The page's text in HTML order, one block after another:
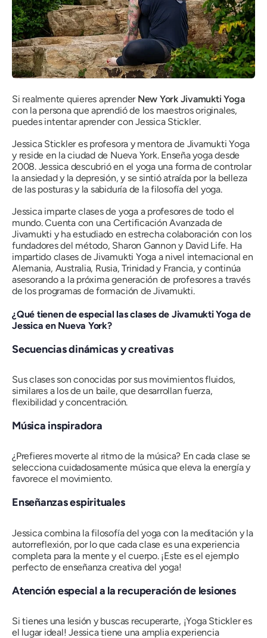
Si realmente quieres aprender New York Jivamukti Yoga
con la persona que aprendió de los maestros originales,
puedes intentar aprender con Jessica Stickler.
Jessica Stickler es profesora y mentora de Jivamukti Yoga
y reside en la ciudad de Nueva York. Enseña yoga desde
2008. Jessica descubrió en el yoga una forma de controlar
la ansiedad y la depresión, y se sintió atraída por la belleza
de las posturas y la sabiduría de la filosofía del yoga.
Jessica imparte clases de yoga a profesores de todo el
mundo. Cuenta con una Certificación Avanzada de
Jivamukti y ha estudiado en estrecha colaboración con los
fundadores del método, Sharon Gannon y David Life. Ha
impartido clases de Jivamukti Yoga a nivel internacional en
Alemania, Australia, Rusia, Trinidad y Francia, y continúa
asesorando a la próxima generación de profesores a través
de los programas de formación de Jivamukti.
¿Qué tienen de especial las clases de Jivamukti Yoga de
Jessica en Nueva York?
Secuencias dinámicas y creativas
Sus clases son conocidas por sus movimientos fluidos,
similares a los de un baile, que desarrollan fuerza,
flexibilidad y concentración.
Música inspiradora
¿Prefieres moverte al ritmo de la música? En cada clase se
selecciona cuidadosamente música que eleva la energía y
favorece el movimiento.
Enseñanzas espirituales
Jessica combina la filosofía del yoga con la meditación y la
autorreflexión, por lo que cada clase es una experiencia
completa para la mente y el cuerpo. ¡Este es el ejemplo
perfecto de enseñanza creativa del yoga!
Atención especial a la recuperación de lesiones
Si tienes una lesión y buscas recuperarte, ¡Yoga Stickler es
el lugar ideal! Jessica tiene una amplia experiencia